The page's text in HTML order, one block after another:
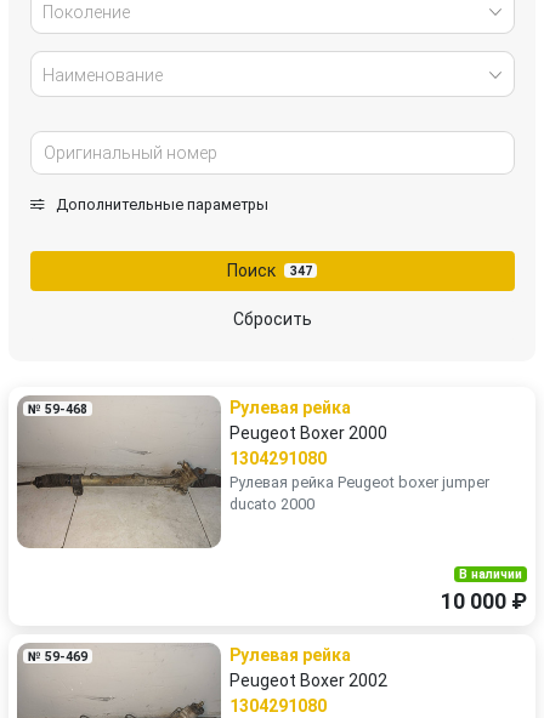
Поколение
Наименование
Дополнительные параметры
Поиск 347
Сбросить
№ 59-468
Рулевая рейка
Peugeot Boxer 2000
1304291080
Рулевая рейка Peugeot boxer jumper
ducato 2000
В наличии
10 000 ₽
№ 59-469
Рулевая рейка
Peugeot Boxer 2002
1304291080